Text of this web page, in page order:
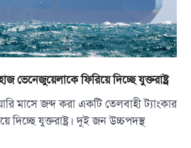
ভেনেজুয়েলাকে ফিরিয়ে দিচ্ছে যুক্তরাষ্ট্র
মাসে জব্দ করা একটি তেলবাহী ট্যাংকার
দিচ্ছে যুক্তরাষ্ট্র। দুই জন উচ্চপদস্থ